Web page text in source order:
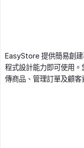
EasyStore 提供簡易創
程式設計能力即可使用
傳商品、管理訂單及顧客